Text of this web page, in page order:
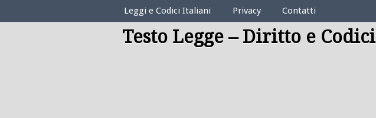
Elenco Codici Legali
Leggi e Codici Italiani Privacy Contatti
Testo Legge – Diritto e Codici